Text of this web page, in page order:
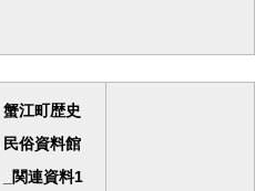
蟹江町歴史
民俗資料館
_関連資料1